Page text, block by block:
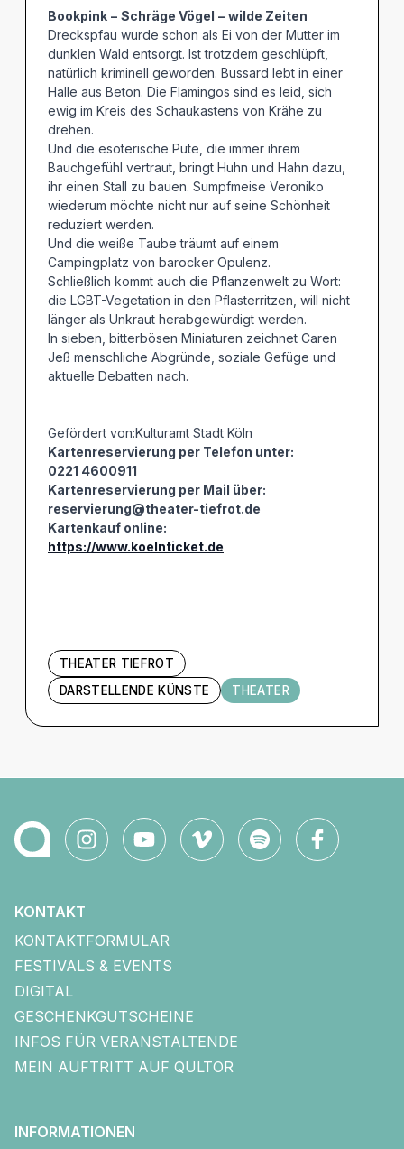
Bookpink − Schräge Vögel − wilde Zeiten
Dreckspfau wurde schon als Ei von der Mutter im
dunklen Wald entsorgt. Ist trotzdem geschlüpft,
natürlich kriminell geworden. Bussard lebt in einer
Halle aus Beton. Die Flamingos sind es leid, sich
ewig im Kreis des Schaukastens von Krähe zu
drehen.
Und die esoterische Pute, die immer ihrem
Bauchgefühl vertraut, bringt Huhn und Hahn dazu,
ihr einen Stall zu bauen. Sumpfmeise Veroniko
wiederum möchte nicht nur auf seine Schönheit
reduziert werden.
Und die weiße Taube träumt auf einem
Campingplatz von barocker Opulenz.
Schließlich kommt auch die Pflanzenwelt zu Wort:
die LGBT-Vegetation in den Pflasterritzen, will nicht
länger als Unkraut herabgewürdigt werden.
In sieben, bitterbösen Miniaturen zeichnet Caren
Jeß menschliche Abgründe, soziale Gefüge und
aktuelle Debatten nach.
Gefördert von:Kulturamt Stadt Köln
Kartenreservierung per Telefon unter:
0221 4600911
Kartenreservierung per Mail über:
reservierung@theater-tiefrot.de
Kartenkauf online:
https://www.koelnticket.de
THEATER TIEFROT
DARSTELLENDE KÜNSTE
THEATER
KONTAKT
KONTAKTFORMULAR
FESTIVALS & EVENTS
DIGITAL
GESCHENKGUTSCHEINE
INFOS FÜR VERANSTALTENDE
MEIN AUFTRITT AUF QULTOR
INFORMATIONEN